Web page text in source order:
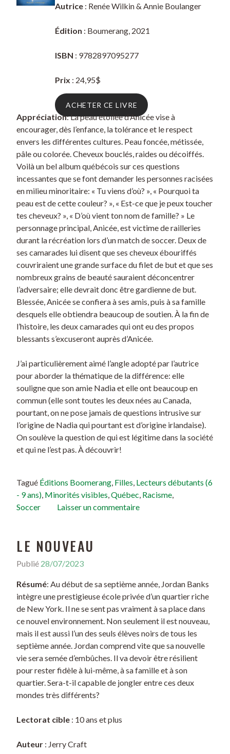
Autrice : Renée Wilkin & Annie Boulanger
Édition : Boumerang, 2021
ISBN : 9782897095277
Prix : 24,95$
ACHETER CE LIVRE
Appréciation: La peau étoilée d’Anicée vise à
encourager, dès l’enfance, la tolérance et le respect
envers les différentes cultures. Peau foncée, métissée,
pâle ou colorée. Cheveux bouclés, raides ou décoiffés.
Voilà un bel album québécois sur ces questions
incessantes que se font demander les personnes racisées
en milieu minoritaire: « Tu viens d’où? », « Pourquoi ta
peau est de cette couleur? », « Est-ce que je peux toucher
tes cheveux? », « D’où vient ton nom de famille? » Le
personnage principal, Anicée, est victime de railleries
durant la récréation lors d’un match de soccer. Deux de
ses camarades lui disent que ses cheveux ébouriffés
couvriraient une grande surface du filet de but et que ses
nombreux grains de beauté sauraient déconcentrer
l’adversaire; elle devrait donc être gardienne de but.
Blessée, Anicée se confiera à ses amis, puis à sa famille
desquels elle obtiendra beaucoup de soutien. À la fin de
l’histoire, les deux camarades qui ont eu des propos
blessants s’excuseront auprès d’Anicée.
J’ai particulièrement aimé l’angle adopté par l’autrice
pour aborder la thématique de la différence: elle
souligne que son amie Nadia et elle ont beaucoup en
commun (elle sont toutes les deux nées au Canada,
pourtant, on ne pose jamais de questions intrusive sur
l’origine de Nadia qui pourtant est d’origine irlandaise).
On soulève la question de qui est légitime dans la société
et qui ne l’est pas. À découvrir!
Tagué Éditions Boomerang, Filles, Lecteurs débutants (6
- 9 ans), Minorités visibles,Québec, Racisme,
Soccer
Laisser un commentaire
LE NOUVEAU
Publié 28/07/2023
Résumé: Au début de sa septième année, Jordan Banks
intègre une prestigieuse école privée d’un quartier riche
de New York. Il ne se sent pas vraiment à sa place dans
ce nouvel environnement. Non seulement il est nouveau,
mais il est aussi l’un des seuls élèves noirs de tous les
septième année. Jordan comprend vite que sa nouvelle
vie sera semée d’embûches. Il va devoir être résilient
pour rester fidèle à lui-même, à sa famille et à son
quartier. Sera-t-il capable de jongler entre ces deux
mondes très différents?
Lectorat cible : 10 ans et plus
Auteur : Jerry Craft